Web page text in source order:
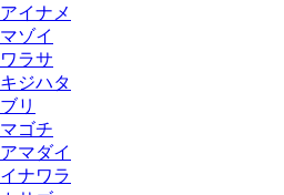
アイナメ
マゾイ
ワラサ
キジハタ
ブリ
マゴチ
アマダイ
イナワラ